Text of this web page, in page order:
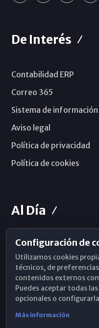
De Interés
Contabilidad ERP
Correo 365
Sistema de información
Aviso legal
Política de privacidad
Política de cookies
Al Día
Horarios de Misa
Hemeroteca
WhatsApp
Configuración de
Utilizamos cookies
técnicos, de
contenidos externos
Puedes aceptar todas
opcionales o
Más información